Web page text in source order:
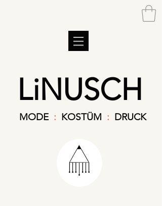
LiNUSCH
MODE : KOSTÜM : DRUCK